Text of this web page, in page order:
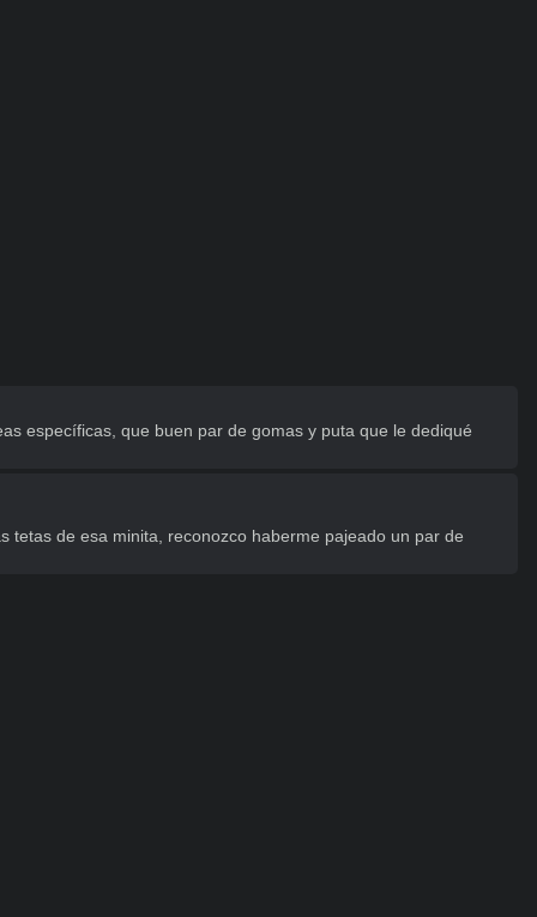
específicas, que buen par de gomas y puta que le dediqué
tetas de esa minita, reconozco haberme pajeado un par de